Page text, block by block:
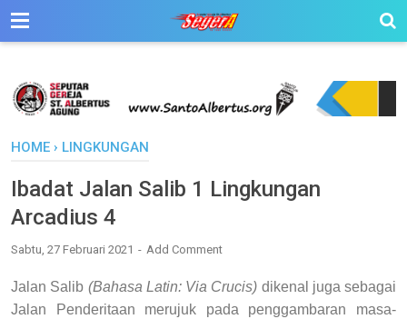
HOME › LINGKUNGAN
Ibadat Jalan Salib 1 Lingkungan
Arcadius 4
Sabtu, 27 Februari 2021 Add Comment
Jalan Salib (Bahasa Latin: Via Crucis) dikenal juga sebagai
Jalan Penderitaan merujuk pada penggambaran masa-